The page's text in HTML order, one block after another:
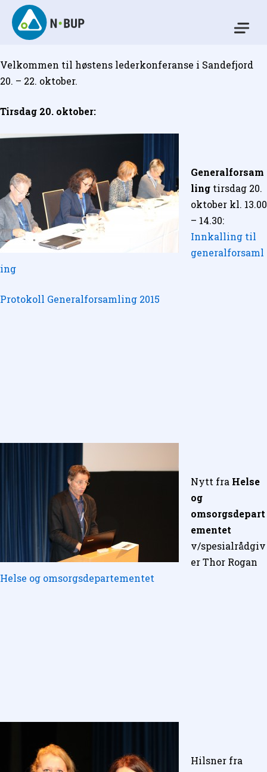
Skip
content
N-BUP
Velkommen til høstens lederkonferanse i Sandefjord
20. – 22. oktober.
Tirsdag 20. oktober:
Generalforsam
ling tirsdag 20.
oktober kl. 13.00
– 14.30:
Innkalling til
generalforsaml
ing
Protokoll Generalforsamling 2015
Nytt fra Helse
og
omsorgsdepart
ementet
v/spesialrådgiv
er Thor Rogan
Helse og omsorgsdepartementet
Hilsner fra